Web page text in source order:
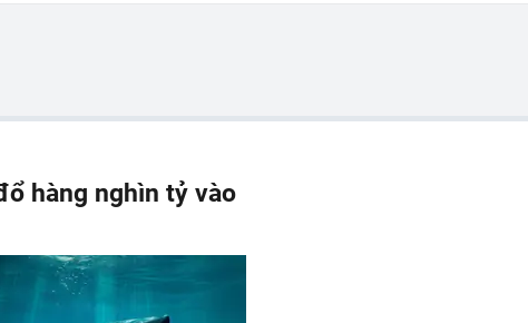
hàng nghìn tỷ vào